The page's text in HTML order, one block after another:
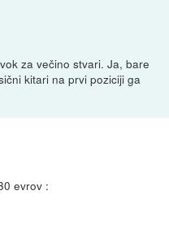
za večino stvari. Ja, bare
kitari na prvi poziciji ga
evrov :